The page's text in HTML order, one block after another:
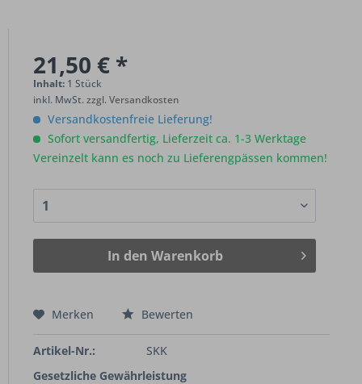
21,50 € *
Inhalt: 1 Stück
inkl. MwSt.zzgl. Versandkosten
Versandkostenfreie Lieferung!
Sofort versandfertig, Lieferzeit ca. 1-3 Werktage
Vereinzelt kann es noch zu Lieferengpässen kommen!
In den Warenkorb
Merken Bewerten
Artikel-Nr.:
SKK
Gesetzliche Gewährleistung